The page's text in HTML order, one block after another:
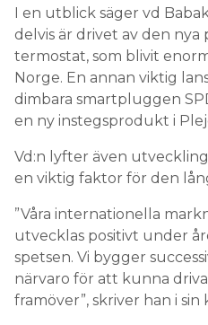
I en utblick säger vd
delvis är drivet av den nya
termostat, som blivit
Norge. En annan viktig
dimbara smartpluggen
en ny instegsprodukt i
Vd:n lyfter även
en viktig faktor för den
”Våra internationella
utvecklas positivt under
spetsen. Vi bygger
närvaro för att kunna
framöver”, skriver han i